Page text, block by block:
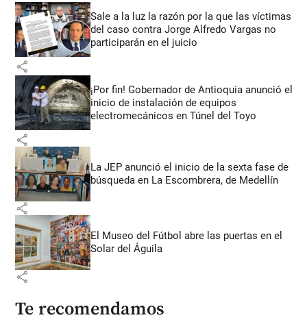
Sale a la luz la razón por la que las víctimas
del caso contra Jorge Alfredo Vargas no
participarán en el juicio
share
¡Por fin! Gobernador de Antioquia anunció el
inicio de instalación de equipos
electromecánicos en Túnel del Toyo
share
La JEP anunció el inicio de la sexta fase de
búsqueda en La Escombrera, de Medellín
share
El Museo del Fútbol abre las puertas en el
Solar del Águila
share
Te recomendamos